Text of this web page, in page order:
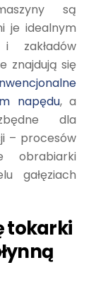
są
je idealnym
zakładów
znajdują się
napędu, a
dla
– procesów
obrabiarki
gałęziach
tokarki